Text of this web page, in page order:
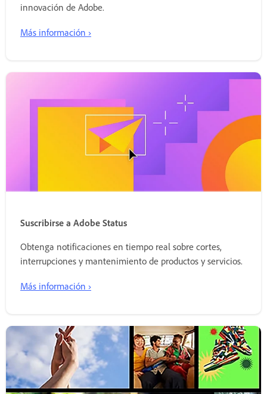
innovación de Adobe.
Más información ›
Suscribirse a Adobe Status
Obtenga notificaciones en tiempo real sobre cortes,
interrupciones y mantenimiento de productos y servicios.
Más información ›